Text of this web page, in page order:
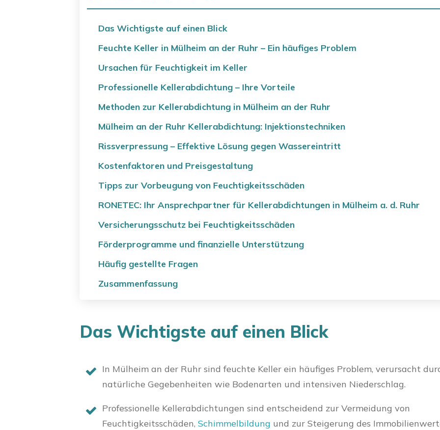
Das Wichtigste auf einen Blick
Feuchte Keller in Mülheim an der Ruhr – Ein häufiges Problem
Ursachen für Feuchtigkeit im Keller
Professionelle Kellerabdichtung – Ihre Vorteile
Methoden zur Kellerabdichtung in Mülheim an der Ruhr
Mülheim an der Ruhr Kellerabdichtung: Injektionstechniken
Rissverpressung – Effektive Lösung gegen Wassereintritt
Kostenfaktoren und Preisgestaltung
Tipps zur Vorbeugung von Feuchtigkeitsschäden
RONETEC: Ihr Ansprechpartner für Kellerabdichtungen in Mülheim a. d. Ruhr
Versicherungsschutz bei Feuchtigkeitsschäden
Förderprogramme und finanzielle Unterstützung
Häufig gestellte Fragen
Zusammenfassung
Das Wichtigste auf einen Blick
In Mülheim an der Ruhr sind feuchte Keller ein häufiges Problem, verursacht
natürliche Gegebenheiten wie Bodenarten und intensiven Niederschlag.
Professionelle Kellerabdichtungen sind entscheidend zur Vermeidung von
Feuchtigkeitsschäden, Schimmelbildung und zur Steigerung des